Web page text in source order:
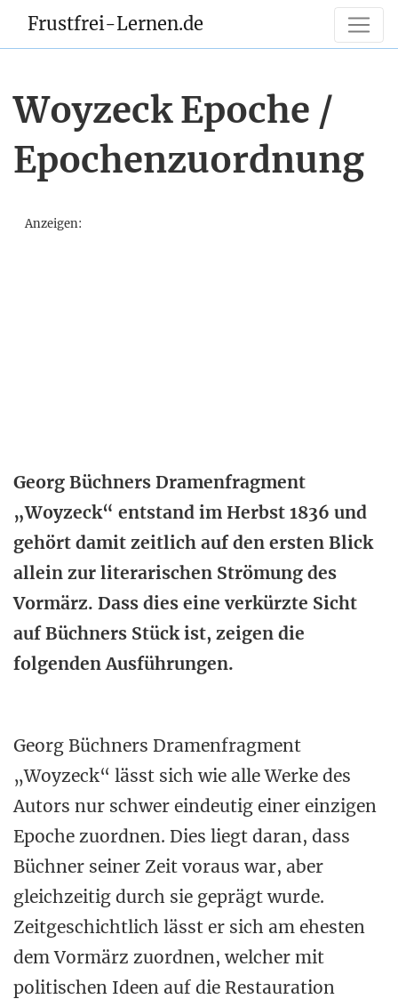
Frustfrei-Lernen.de
Woyzeck Epoche /
Epochenzuordnung
Anzeigen:
Georg Büchners Dramenfragment
„Woyzeck“ entstand im Herbst 1836 und
gehört damit zeitlich auf den ersten Blick
allein zur literarischen Strömung des
Vormärz. Dass dies eine verkürzte Sicht
auf Büchners Stück ist, zeigen die
folgenden Ausführungen.
Georg Büchners Dramenfragment
„Woyzeck“ lässt sich wie alle Werke des
Autors nur schwer eindeutig einer einzigen
Epoche zuordnen. Dies liegt daran, dass
Büchner seiner Zeit voraus war, aber
gleichzeitig durch sie geprägt wurde.
Zeitgeschichtlich lässt er sich am ehesten
dem Vormärz zuordnen, welcher mit
politischen Ideen auf die Restauration